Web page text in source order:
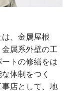
、金属屋根
属系外壁の工
トの修繕をは
体制をつく
店として、地